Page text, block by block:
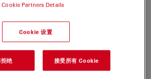
附带的倡议。它已融入我们的创新、
卡显微系统公司总裁 Annette Rinck 博
的认可证明我们正在取得有意义的进
总裁 Annette Rinck 博士说，"我们与客
Partners Details
Cookie 设置
绝 接受所有 Cookie